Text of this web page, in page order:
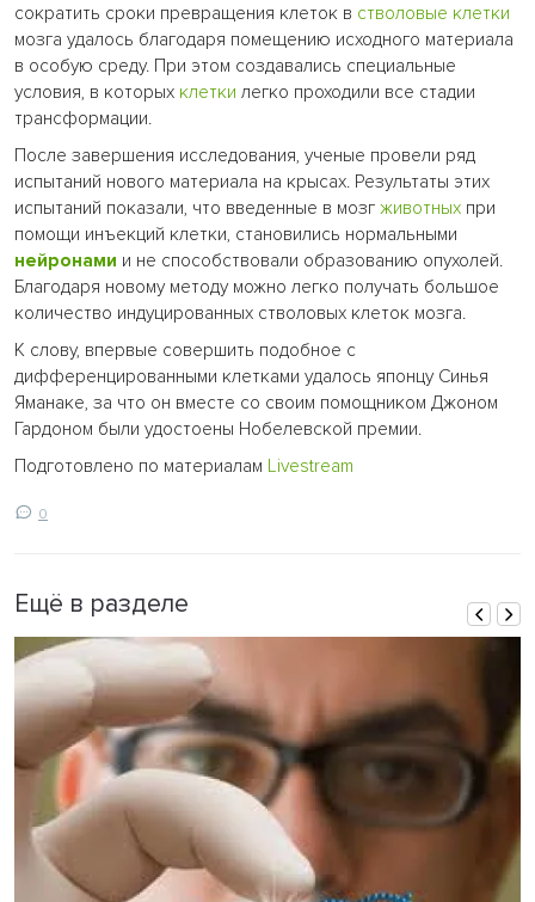
сократить сроки превращения клеток в стволовые клетки
мозга удалось благодаря помещению исходного материала
в особую среду. При этом создавались специальные
условия, в которых клетки легко проходили все стадии
трансформации.
После завершения исследования, ученые провели ряд
испытаний нового материала на крысах. Результаты этих
испытаний показали, что введенные в мозг животных при
помощи инъекций клетки, становились нормальными
нейронами и не способствовали образованию опухолей.
Благодаря новому методу можно легко получать большое
количество индуцированных стволовых клеток мозга.
К слову, впервые совершить подобное с
дифференцированными клетками удалось японцу Синья
Яманаке, за что он вместе со своим помощником Джоном
Гардоном были удостоены Нобелевской премии.
Подготовлено по материалам Livestream
0
Ещё в разделе